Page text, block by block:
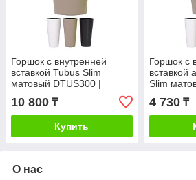
Горшок с внутренней
вставкой Tubus Slim
матовый DTUS300 |
Prosperplast
10 800 ₸
Купить
Горшок с
вставкой
Slim
4 730₸
О нас